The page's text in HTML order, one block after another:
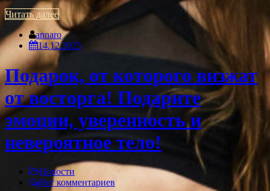
Читать далее
annaro
14.12.2025
Подарок, от которого визжат
от восторга! Подарите
эмоции, уверенность и
невероятное тело!
Новости
Нет комментариев